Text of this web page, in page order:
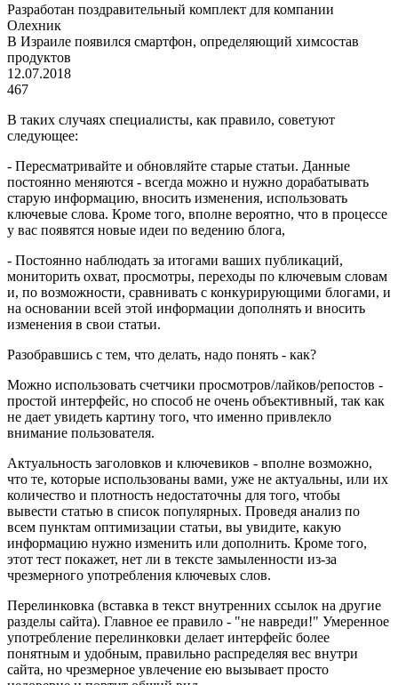
Разработан поздравительный комплект для компании
Олехник
В Израиле появился смартфон, определяющий химсостав
продуктов
12.07.2018
467
В таких случаях специалисты, как правило, советуют
следующее:
- Пересматривайте и обновляйте старые статьи. Данные
постоянно меняются - всегда можно и нужно дорабатывать
старую информацию, вносить изменения, использовать
ключевые слова. Кроме того, вполне вероятно, что в процессе
у вас появятся новые идеи по ведению блога,
- Постоянно наблюдать за итогами ваших публикаций,
мониторить охват, просмотры, переходы по ключевым словам
и, по возможности, сравнивать с конкурирующими блогами, и
на основании всей этой информации дополнять и вносить
изменения в свои статьи.
Разобравшись с тем, что делать, надо понять - как?
Можно использовать счетчики просмотров/лайков/репостов -
простой интерфейс, но способ не очень объективный, так как
не дает увидеть картину того, что именно привлекло
внимание пользователя.
Актуальность заголовков и ключевиков - вполне возможно,
что те, которые использованы вами, уже не актуальны, или их
количество и плотность недостаточны для того, чтобы
вывести статью в список популярных. Проведя анализ по
всем пунктам оптимизации статьи, вы увидите, какую
информацию нужно изменить или дополнить. Кроме того,
этот тест покажет, нет ли в тексте замыленности из-за
чрезмерного употребления ключевых слов.
Перелинковка (вставка в текст внутренних ссылок на другие
разделы сайта). Главное ее правило - "не навреди!" Умеренное
употребление перелинковки делает интерфейс более
понятным и удобным, правильно распределяя вес внутри
сайта, но чрезмерное увлечение ею вызывает просто